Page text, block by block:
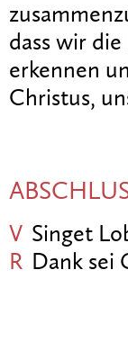
dass wir
erkennen
Christus,
V Singet
R Dank sei